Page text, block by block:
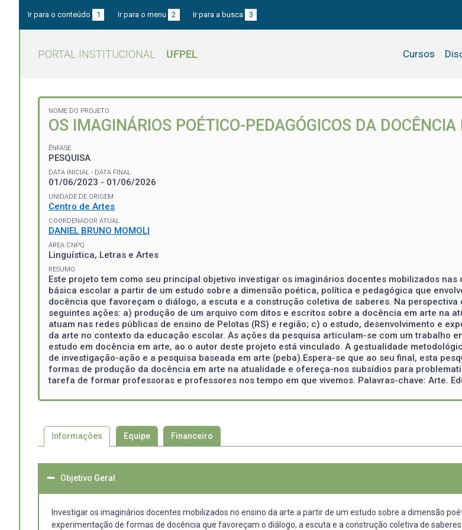
Ir para o conteúdo 1 Ir para o menu 2 Ir para a busca 3
PORTAL INSTITUCIONAL UFPEL Cursos
NOME DO PROJETO
OS IMAGINÁRIOS POÉTICO-PEDAGÓGICOS DA
ÊNFASE
PESQUISA
DATA INICIAL - DATA FINAL
01/06/2023 - 01/06/2026
UNIDADE DE ORIGEM
Centro de Artes
COORDENADOR ATUAL
DANIEL BRUNO MOMOLI
ÁREA CNPQ
Linguística, Letras e Artes
RESUMO
Este projeto tem como seu principal objetivo investigar os imaginários docentes mobilizados
básica escolar a partir de um estudo sobre a dimensão poética, política e pedagógica que
docência que favoreçam o diálogo, a escuta e a construção coletiva de saberes. Na
seguintes ações: a) produção de um arquivo com ditos e escritos sobre a docência em arte na
atuam nas redes públicas de ensino de Pelotas (RS) e região; c) o estudo, desenvolvimento e
da arte no contexto da educação escolar. As ações da pesquisa articulam-se com um trabalho
estudo em docência em arte, ao o autor deste projeto está vinculado. A gestualidade
de investigação-ação e a pesquisa baseada em arte (peba).Espera-se que ao seu final, esta
formas de produção da docência em arte na atualidade e ofereça-nos subsídios para
tarefa de formar professoras e professores nos tempo em que vivemos. Palavras-chave: Arte.
Informações Equipe Financeiro
Objetivo Geral
Investigar os imaginários docentes mobilizados no ensino da arte a partir de um estudo sobre a dimensão
experimentação de formas de docência que favoreçam o diálogo, a escuta e a construção coletiva de saberes.